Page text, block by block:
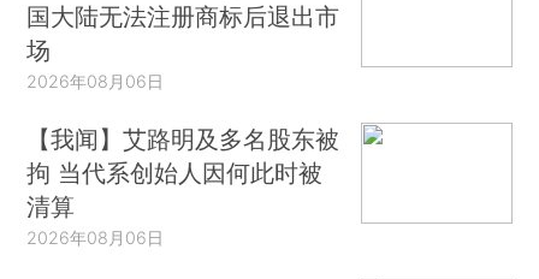
国大陆无法注册商标后退出市
场
2026年08月06日
【我闻】艾路明及多名股东被
拘 当代系创始人因何此时被
清算
2026年08月06日